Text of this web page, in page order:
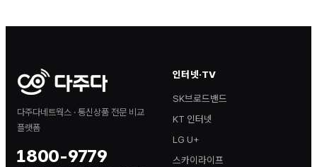
다주다네트웍스 · 통신상품 전문 비교
플랫폼
1800-9779
인터넷·TV
SK브로드밴드
KT 인터넷
LG U+
스카이라이프